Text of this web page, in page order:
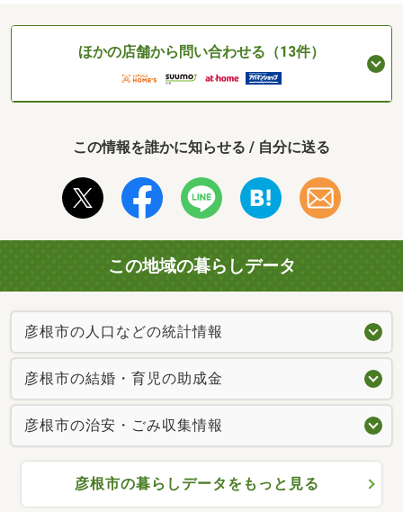
ほかの店舗から問い合わせる（13件）
この情報を誰かに知らせる / 自分に送る
この地域の暮らしデータ
彦根市の人口などの統計情報
彦根市の結婚・育児の助成金
彦根市の治安・ごみ収集情報
彦根市の暮らしデータをもっと見る